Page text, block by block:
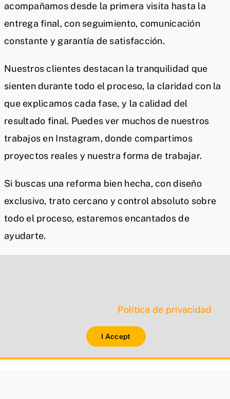
acompañamos desde la primera visita hasta la
entrega final, con seguimiento, comunicación
constante y garantía de satisfacción.
Nuestros clientes destacan la tranquilidad que
sienten durante todo el proceso, la claridad con la
que explicamos cada fase, y la calidad del
resultado final. Puedes ver muchos de nuestros
trabajos en Instagram, donde compartimos
proyectos reales y nuestra forma de trabajar.
Si buscas una reforma bien hecha, con diseño
exclusivo, trato cercano y control absoluto sobre
todo el proceso, estaremos encantados de
ayudarte.
Política de privacidad
I Accept